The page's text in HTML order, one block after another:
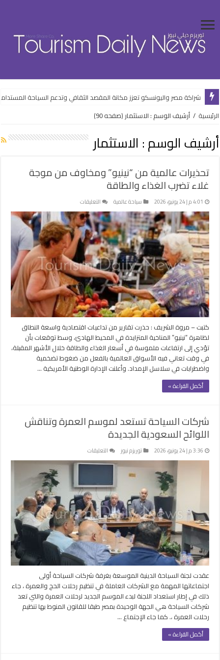
شراكة مصر واليونسكو تعزز مكانة المقصد الثقافي وتدعم السياحة
توترات المنطقة تعيد رسم خريطة السفر في عُمان وتضغط على السياحة
الرئيسية / أرشيف الوسم : الاستثمار (صفحه 90)
أرشيف الوسم : الاستثمار
تحذيرات عالمية من “نينيو” ومخاوف من موجة
غلاء تضرب الغذاء والطاقة
4:01 م | 24 يونيو، 2026 سياحة عالمية التعليقات
تحذيرات
عالمية
من
“نينيو”
ومخاوف
من
موجة
غلاء
تضرب
الغذاء
والطاقة
مغلقة
كتبت – مروة الشريف : حذرت تقارير من تداعيات اقتصادية واسعة النطاق
لظاهرة “نينيو” المناخية المتزايدة في المحيط الهادئ، وسط توقعات بأن
تؤدي إلى ارتفاعات ملموسة في أسعار الغذاء والطاقة خلال الأشهر المقبلة،
في وقت تعاني فيه الأسواق العالمية بالفعل من ضغوط تضخمية
واضطرابات في سلاسل الإمداد. وأعلنت الإدارة الوطنية الأمريكية …
أكمل القراءة »
شركات السياحة تستعد لموسم العمرة وتناقش
اللوائح السعودية الجديدة
3:36 م | 24 يونيو، 2026 توريزم نيوز التعليقات
شركات
لموسم
العمرة
وتناقش
اللوائح
السعودية
الجديدة
مغلقة
عقدت لجنة السياحة الدينية الموسعة بغرفة شركات السياحة أولى
اجتماعاتها المهمة مع الشركات العاملة في تنظيم رحلات الحج والعمرة ، جاء
ذلك في إطار استعداد اللجنة لبدء الموسم الجديد لرحلات العمرة والتي تعد
شركات السياحة هي الجهة الوحيدة بمصر طبقا للقانون المنوط بها تنظيم
رحلات العمرة ،. كما جاء الإجتماع …
أكمل القراءة »